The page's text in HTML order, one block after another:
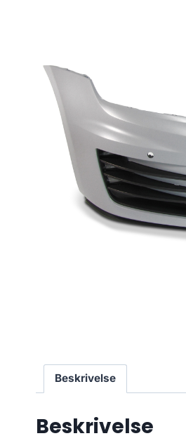
Beskrivelse
Beskrivelse